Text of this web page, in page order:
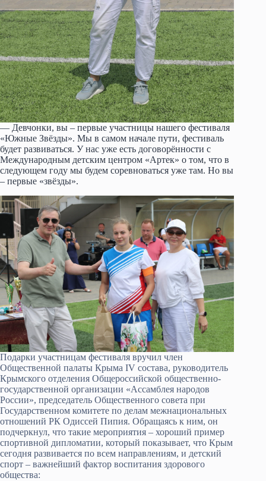
— Девчонки, вы – первые участницы нашего фестиваля
«Южные Звёзды». Мы в самом начале пути, фестиваль
будет развиваться. У нас уже есть договорённости с
Международным детским центром «Артек» о том, что в
следующем году мы будем соревноваться уже там. Но вы
– первые «звёзды».
Подарки участницам фестиваля вручил член
Общественной палаты Крыма IV состава, руководитель
Крымского отделения Общероссийской общественно-
государственной организации «Ассамблея народов
России», председатель Общественного совета при
Государственном комитете по делам межнациональных
отношений РК Одиссей Пипия. Обращаясь к ним, он
подчеркнул, что такие мероприятия – хороший пример
спортивной дипломатии, который показывает, что Крым
сегодня развивается по всем направлениям, и детский
спорт – важнейший фактор воспитания здорового
общества: